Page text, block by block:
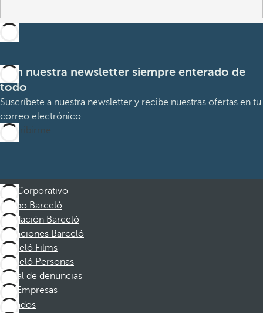
Con nuestra newsletter siempre enterado de
todo
Suscríbete a nuestra newsletter y recibe nuestras ofertas en tu
correo electrónico
Suscribirme
Corporativo
Grupo Barceló
Fundación Barceló
Vacaciones Barceló
Barceló Films
Barceló Personas
Canal de denuncias
Empresas
Afiliados